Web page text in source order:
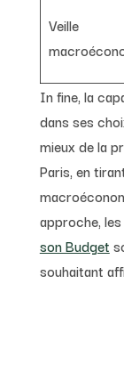
Veille
In fine, la
dans ses
mieux de la
Paris, en
approche,
son Budget
souhaitant